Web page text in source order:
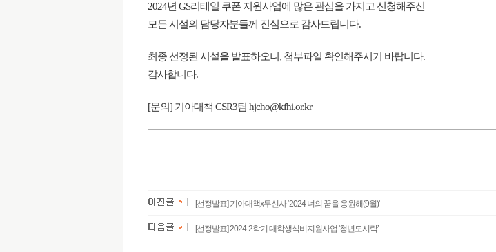
2024년 GS리테일 쿠폰 지원사업에 많은 관심을 가지고 신청해주신
모든 시설의 담당자분들께 진심으로 감사드립니다.
최종 선정된 시설을 발표하오니, 첨부파일 확인해주시기 바랍니다.
감사합니다.
[문의] 기아대책 CSR3팀 hjcho@kfhi.or.kr
[선정발표] 기아대책x무신사 ‘2024 너의 꿈을 응원해(9월)'
[선정발표] 2024-2학기 대학생식비지원사업 '청년도시락’